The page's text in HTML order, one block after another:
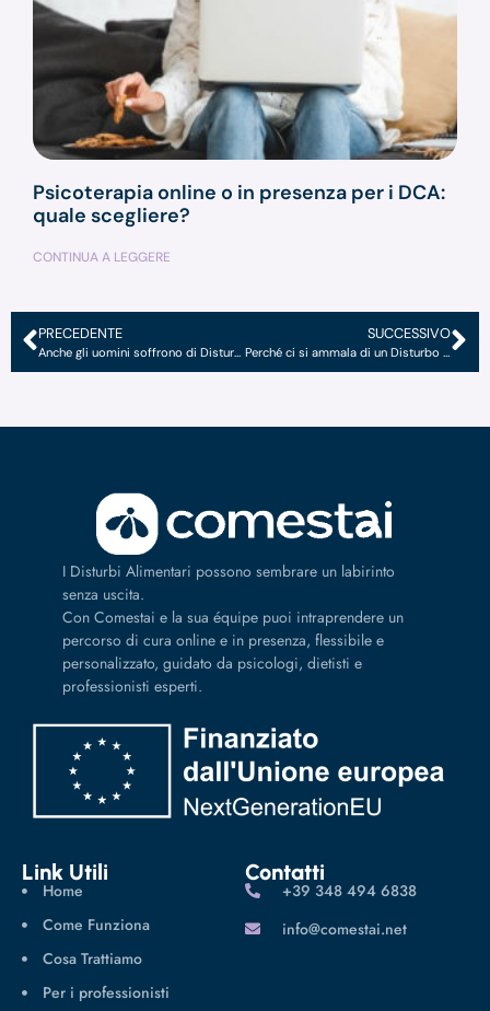
Psicoterapia online o in presenza per i DCA:
quale scegliere?
CONTINUA A LEGGERE
PRECEDENTE
Anche gli uomini soffrono di Disturbi Alimentari
SUCCESSIVO
Perché ci si ammala di un Disturbo Alimentare?
I Disturbi Alimentari possono sembrare un labirinto
senza uscita.
Con Comestai e la sua équipe puoi intraprendere un
percorso di cura online e in presenza, flessibile e
personalizzato, guidato da psicologi, dietisti e
professionisti esperti.
Link Utili
Home
Come Funziona
Cosa Trattiamo
Per i professionisti
Contatti
‪+39 348 494 6838
info@comestai.net